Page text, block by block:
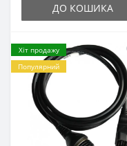
ДО КОШИКА
Хіт продажу
Популярний